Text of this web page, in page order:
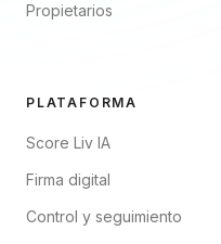
Propietarios
PLATAFORMA
Score Liv IA
Firma digital
Control y seguimiento